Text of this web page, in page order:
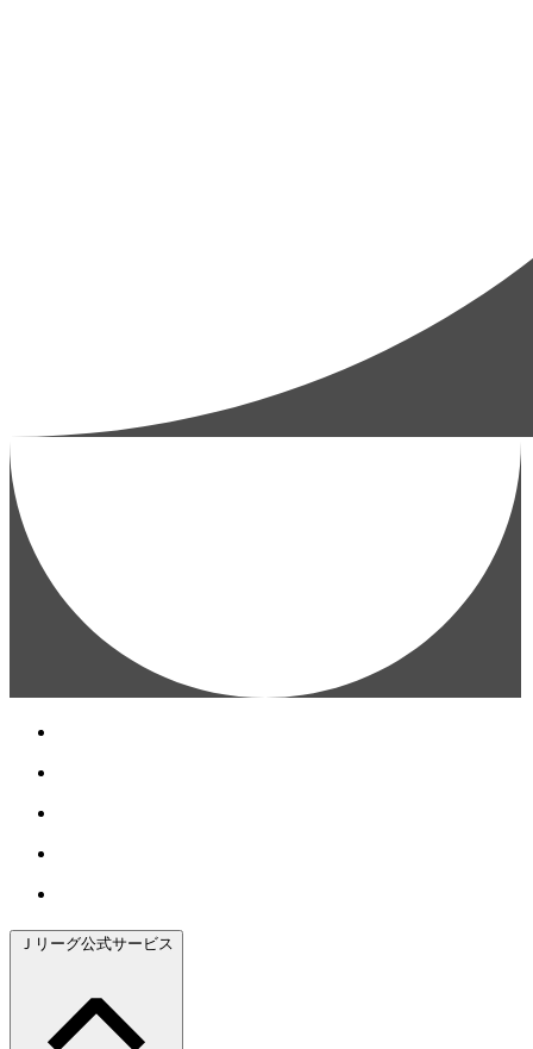
Ｊリーグ公式サービス